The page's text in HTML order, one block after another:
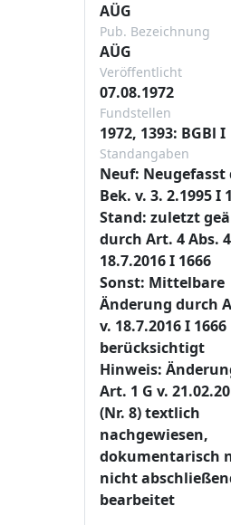
AÜG
Pub. Bezeichnung
AÜG
Veröffentlicht
07.08.1972
Fundstellen
1972, 1393: BGBl I
Standangaben
Neuf: Neugefasst
Bek. v. 3. 2.1995 I
Stand: zuletzt
durch Art. 4 Abs.
18.7.2016 I 1666
Sonst: Mittelbare
Änderung durch
v. 18.7.2016 I
berücksichtigt
Hinweis:
Art. 1 G v.
(Nr. 8) textlich
nachgewiesen,
dokumentarisch
nicht
bearbeitet